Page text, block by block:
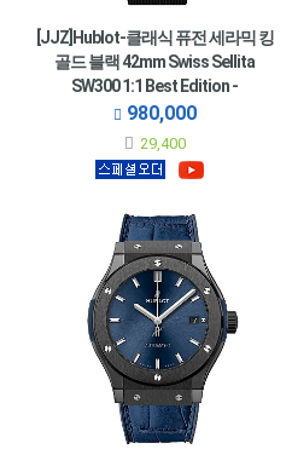
[JJZ]Hublot-클래식 퓨전 세라믹 킹
골드 블랙 42mm Swiss Sellita
SW300 1:1 Best Edition -
542.CO.1181.RX
980,000
29,400